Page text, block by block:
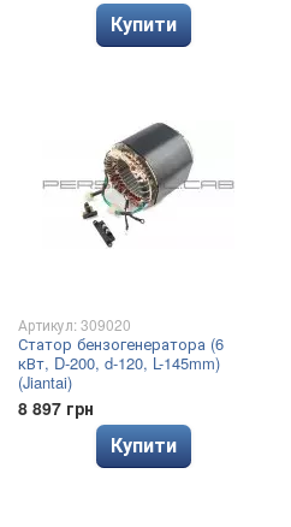
Купити
Артикул: 309020
Статор бензогенератора (6
кВт, D-200, d-120, L-145mm)
(Jiantai)
8 897 грн
Купити